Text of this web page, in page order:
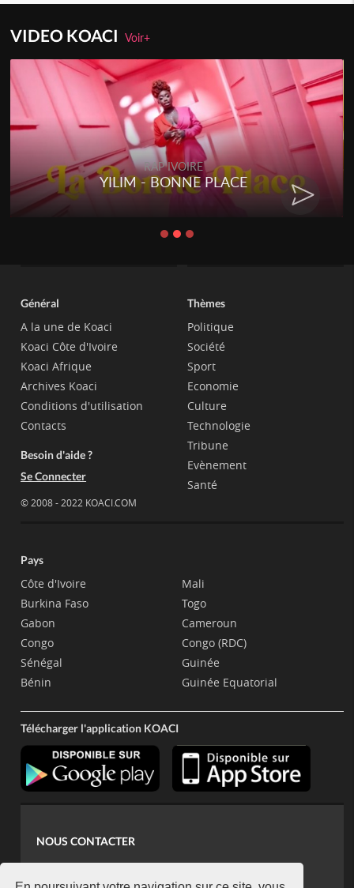
VIDEO KOACIVoir+
RAP IVOIRE
YILIM - BONNE PLACE
Général
A la une de Koaci
Koaci Côte d'Ivoire
Koaci Afrique
Archives Koaci
Conditions d'utilisation
Contacts
Besoin d'aide ?
Se Connecter
© 2008 - 2022 KOACI.COM
Thèmes
Politique
Société
Sport
Economie
Culture
Technologie
Tribune
Evènement
Santé
Pays
Côte d'Ivoire
Burkina Faso
Gabon
Congo
Sénégal
Bénin
Mali
Togo
Cameroun
Congo (RDC)
Guinée
Guinée Equatorial
Télécharger l'application KOACI
NOUS CONTACTER